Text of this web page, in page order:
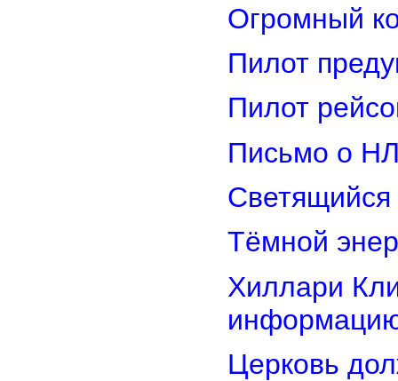
Огромный
Пилот
Пилот
Письмо о
Светящийся
Тёмной
Хиллари
Церковь